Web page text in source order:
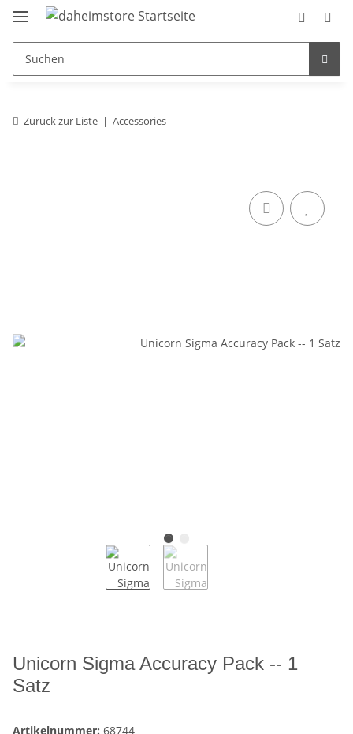
Zurück zur Liste Accessories
Unicorn Sigma Accuracy Pack -- 1
Satz
Artikelnummer: 68744